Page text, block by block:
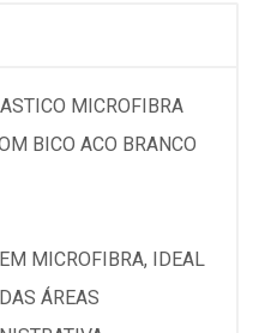
MICROFIBRA
BICO ACO BRANCO
MICROFIBRA, IDEAL
ÁREAS